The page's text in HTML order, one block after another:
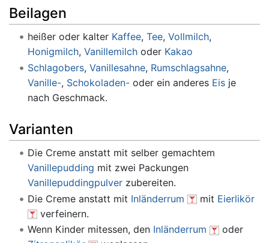
Beilagen
heißer oder kalter Kaffee, Tee, Vollmilch,
Honigmilch, Vanillemilchoder Kakao
Schlagobers, Vanillesahne, Rumschlagsahne,
Vanille-, Schokoladen-oder ein anderes Eisje
nach Geschmack.
Varianten
Die Creme anstatt mit selber gemachtem
Vanillepudding mit zwei Packungen
Vanillepuddingpulverzubereiten.
Die Creme anstatt mit Inländerrum mit Eierlikör
verfeinern.
Wenn Kinder mitessen, den Inländerrum
oder